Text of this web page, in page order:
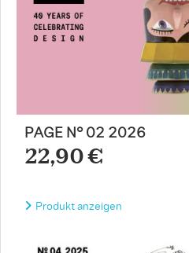
PAGE N° 02 2026
22,90 €
Produkt anzeigen